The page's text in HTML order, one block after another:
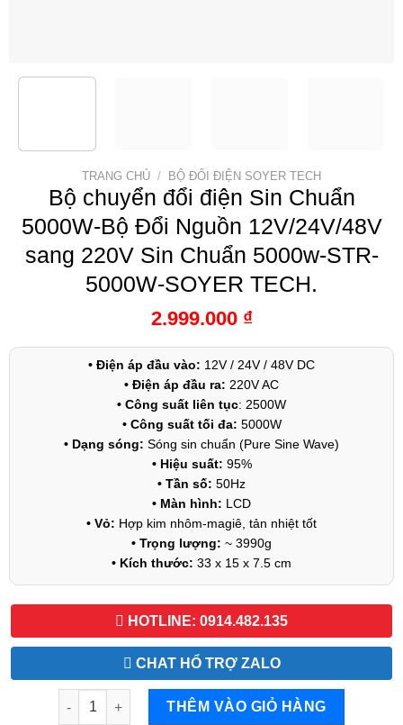
TRANG CHỦ / BỘ ĐỔI ĐIỆN SOYER TECH
Bộ chuyển đổi điện Sin Chuẩn
5000W-Bộ Đổi Nguồn 12V/24V/48V
sang 220V Sin Chuẩn 5000w-STR-
5000W-SOYER TECH.
2.999.000 ₫
• Điện áp đầu vào: 12V / 24V / 48V DC
• Điện áp đầu ra: 220V AC
• Công suất liên tục: 2500W
• Công suất tối đa: 5000W
• Dạng sóng: Sóng sin chuẩn (Pure Sine Wave)
• Hiệu suất: 95%
• Tần số: 50Hz
• Màn hình: LCD
• Vỏ: Hợp kim nhôm-magiê, tản nhiệt tốt
• Trọng lượng: ~ 3990g
• Kích thước: 33 x 15 x 7.5 cm
HOTLINE: 0914.482.135
CHAT HỔ TRỢ ZALO
Bộ chuyển đổi điện Sin Chuẩn 5000W-Bộ Đổi Nguồn
THÊM VÀO GIỎ HÀNG